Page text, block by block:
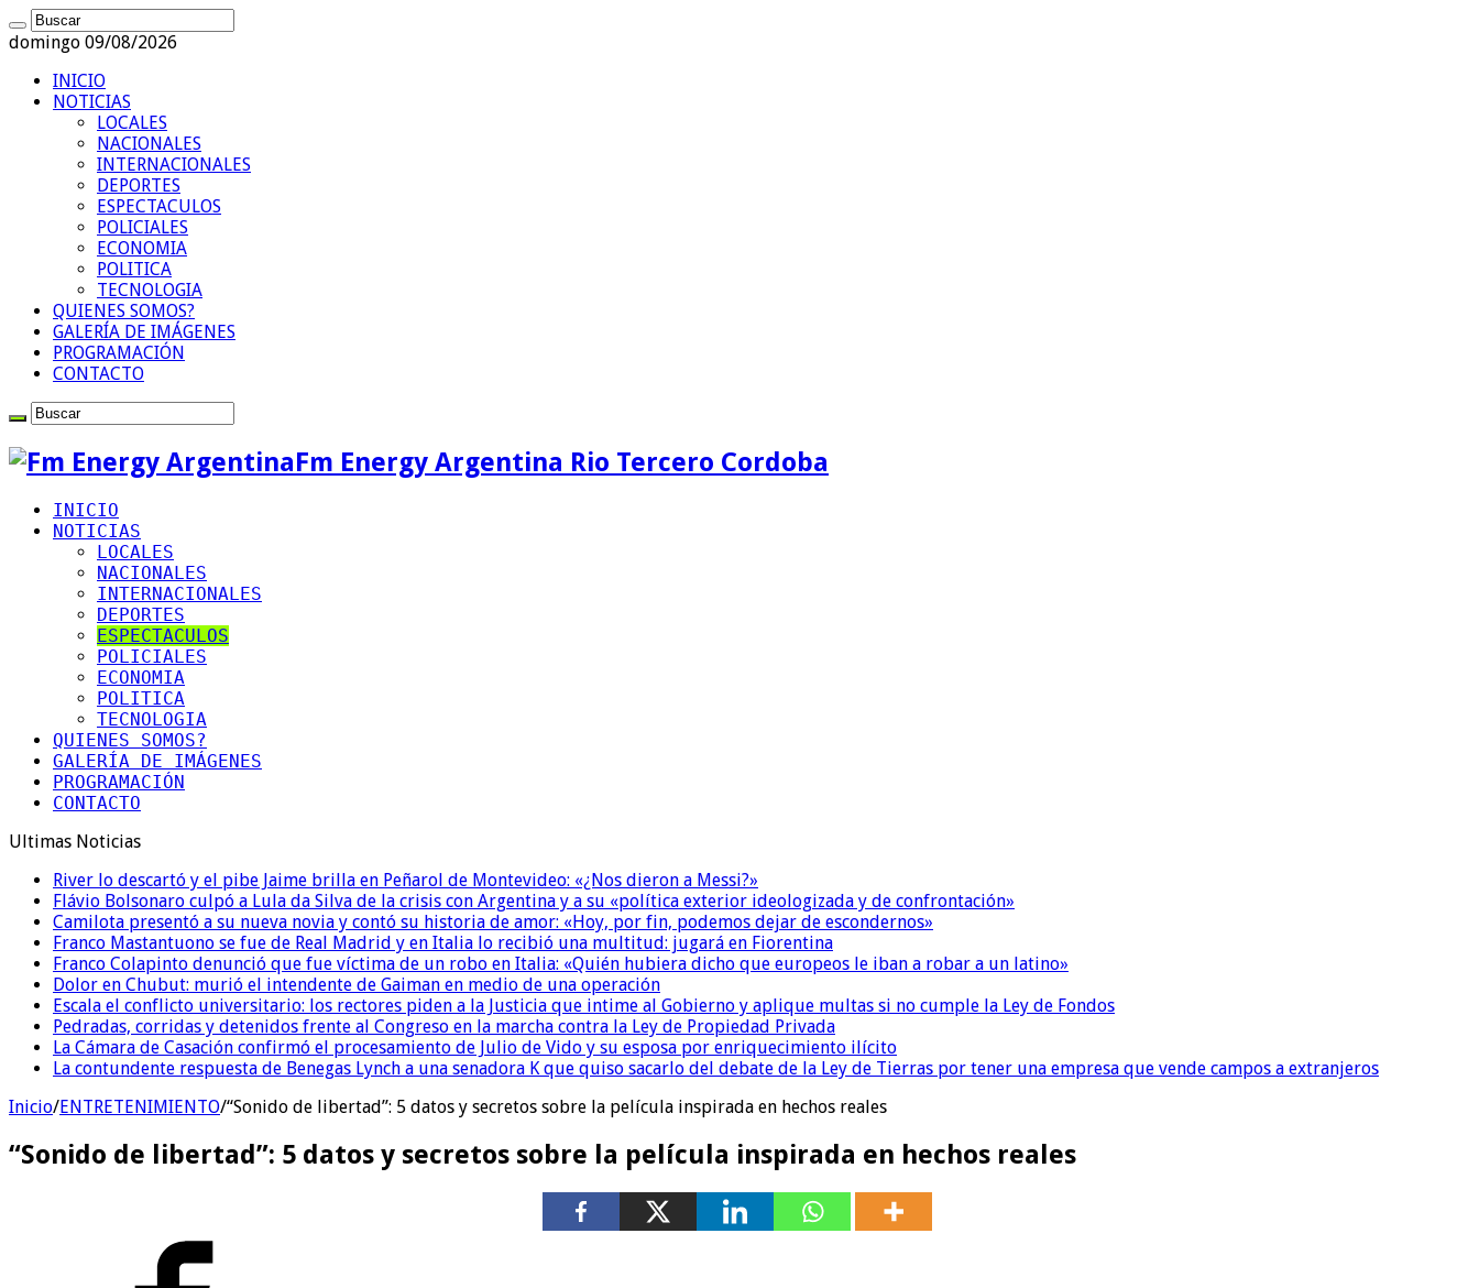
domingo 09/08/2026
INICIO
NOTICIAS
LOCALES
NACIONALES
INTERNACIONALES
DEPORTES
ESPECTACULOS
POLICIALES
ECONOMIA
POLITICA
TECNOLOGIA
QUIENES SOMOS?
GALERÍA DE IMÁGENES
PROGRAMACIÓN
CONTACTO
Fm Energy Argentina Rio Tercero Cordoba
INICIO
NOTICIAS
LOCALES
NACIONALES
INTERNACIONALES
DEPORTES
ESPECTACULOS
POLICIALES
ECONOMIA
POLITICA
TECNOLOGIA
QUIENES SOMOS?
GALERÍA DE IMÁGENES
PROGRAMACIÓN
CONTACTO
Ultimas Noticias
River lo descartó y el pibe Jaime brilla en Peñarol de Montevideo: «¿Nos dieron a Messi?»
Flávio Bolsonaro culpó a Lula da Silva de la crisis con Argentina y a su «política exterior ideologizada y de confrontación»
Camilota presentó a su nueva novia y contó su historia de amor: «Hoy, por fin, podemos dejar de escondernos»
Franco Mastantuono se fue de Real Madrid y en Italia lo recibió una multitud: jugará en Fiorentina
Franco Colapinto denunció que fue víctima de un robo en Italia: «Quién hubiera dicho que europeos le iban a robar a un latino»
Dolor en Chubut: murió el intendente de Gaiman en medio de una operación
Escala el conflicto universitario: los rectores piden a la Justicia que intime al Gobierno y aplique multas si no cumple la Ley de Fondos
Pedradas, corridas y detenidos frente al Congreso en la marcha contra la Ley de Propiedad Privada
La Cámara de Casación confirmó el procesamiento de Julio de Vido y su esposa por enriquecimiento ilícito
La contundente respuesta de Benegas Lynch a una senadora K que quiso sacarlo del debate de la Ley de Tierras por tener una empresa que vende campos a extranjeros
Inicio/ENTRETENIMIENTO/“Sonido de libertad”: 5 datos y secretos sobre la película inspirada en hechos reales
“Sonido de libertad”: 5 datos y secretos sobre la película inspirada en hechos reales